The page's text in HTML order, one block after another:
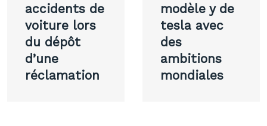
accidents de
voiture lors
du dépôt
d’une
réclamation
modèle y de
tesla avec
des
ambitions
mondiales